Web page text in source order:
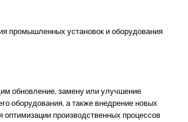
обновление, замену или улучшение
оборудования, а также внедрение новых
оптимизации производственных процессов